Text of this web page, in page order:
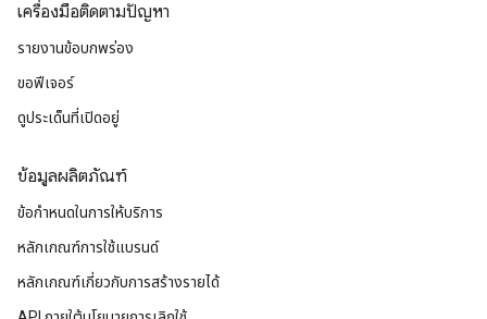
เครื่องมือติดตามปัญหา
รายงานข้อบกพร่อง
ขอฟีเจอร์
ดูประเด็นที่เปิดอยู่
ข้อมูลผลิตภัณฑ์
ข้อกำหนดในการให้บริการ
หลักเกณฑ์การใช้แบรนด์
หลักเกณฑ์เกี่ยวกับการสร้างรายได้